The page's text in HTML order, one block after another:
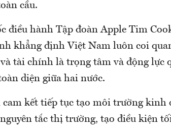
cầu.
điều hành Tập đoàn Apple Tim
khẳng định Việt Nam luôn coi
tài chính là trọng tâm và động lực
diện giữa hai nước.
kết tiếp tục tạo môi trường kinh
tắc thị trường, tạo điều kiện